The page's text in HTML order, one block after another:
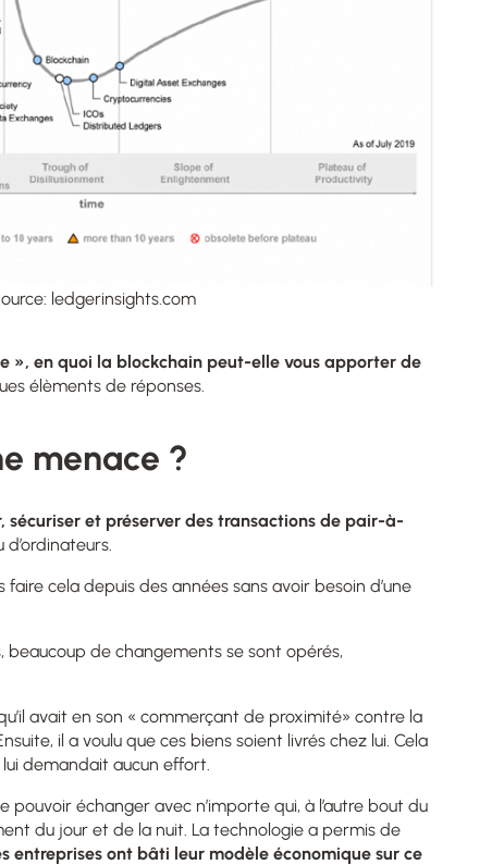
ledgerinsights.com
», en quoi la blockchain peut-elle vous apporter de
élèments de réponses.
menace ?
sécuriser et préserver des transactions de pair-à-
d’ordinateurs.
faire cela depuis des années sans avoir besoin d’une
beaucoup de changements se sont opérés,
avait en son « commerçant de proximité» contre la
, il a voulu que ces biens soient livrés chez lui. Cela
demandait aucun effort.
échanger avec n’importe qui, à l’autre bout du
du jour et de la nuit. La technologie a permis de
entreprises ont bâti leur modèle économique sur ce